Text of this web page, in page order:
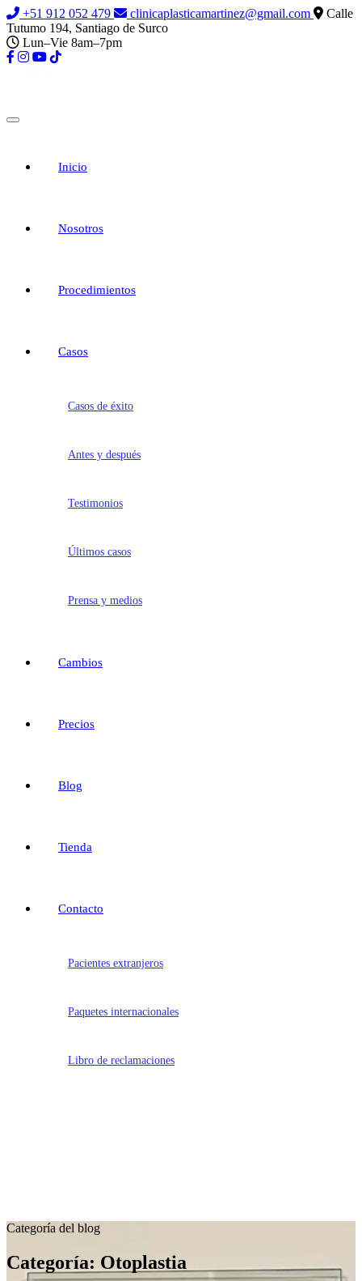
+51 912 052 479 clinicaplasticamartinez@gmail.com
Calle
Tutumo 194, Santiago de Surco
Lun–Vie 8am–7pm
Inicio
Nosotros
Procedimientos
Casos
Casos de éxito
Antes y después
Testimonios
Últimos casos
Prensa y medios
Cambios
Precios
Blog
Tienda
Contacto
Pacientes extranjeros
Paquetes internacionales
Libro de reclamaciones
Categoría del blog
Categoría: Otoplastia